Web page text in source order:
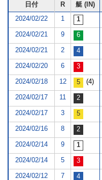
日付 R 艇 (IN)
2024/02/22
1
2024/02/21 9
2024/02/21 2
2024/02/20 6
2024/02/18 12 (4)
2024/02/17 11
2024/02/17 3
2024/02/16 8
2024/02/14 9
2024/02/14 5
2024/02/12 7